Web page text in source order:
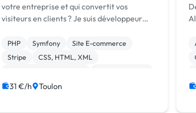
votre entreprise et qui convertit vos
visiteurs en clients ? Je suis développeur
de sites performants, modernes et sur-
mesure. Mon objectif : vous offrir bien...
PHP Symfony
Site E-commerce
Stripe
CSS, HTML, XML
Migration ou refonte de site
31 €/h Toulon